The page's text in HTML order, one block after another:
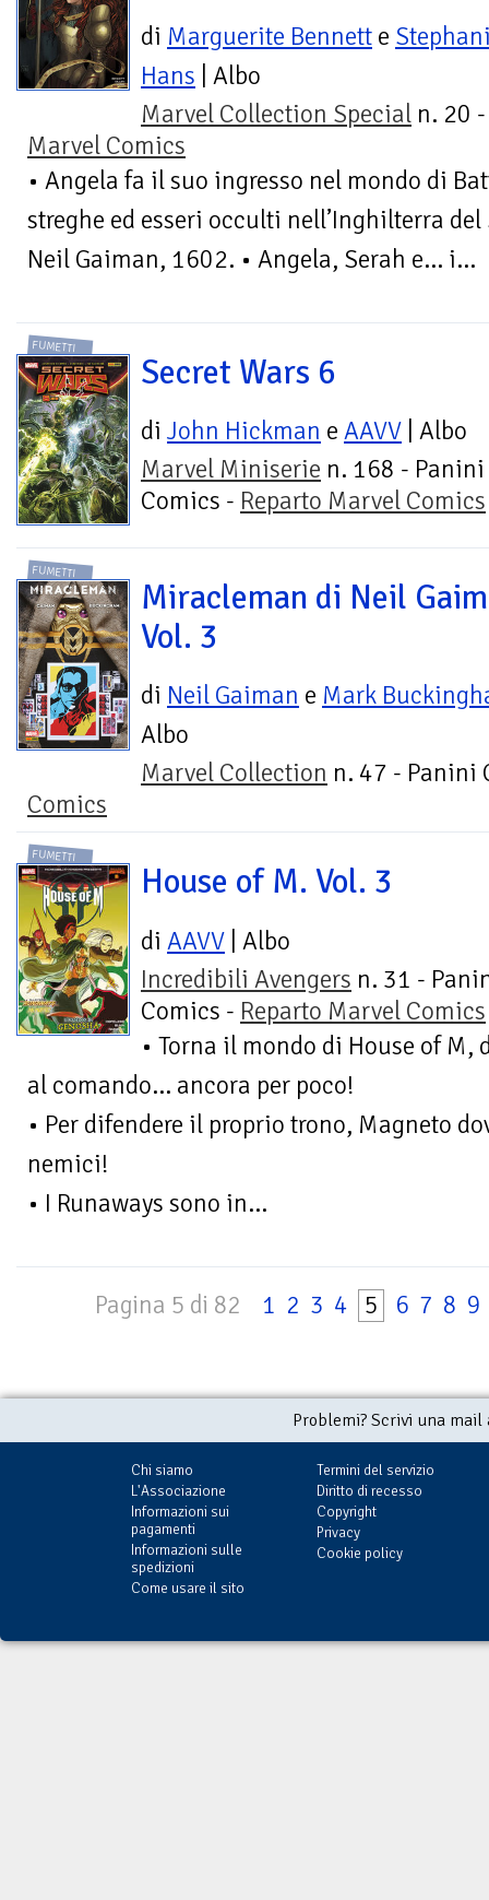
di Marguerite Bennett e
Hans | Albo
Marvel Collection Special n. 20
Marvel Comics
• Angela fa il suo ingresso nel mondo di
streghe ed esseri occulti nell’Inghilterra
Neil Gaiman, 1602. • Angela, Serah e… i...
FUMETTI
Secret Wars 6
di John Hickman e AAVV | Albo
Marvel Miniserie n. 168 - Panini
Comics - Reparto Marvel Comics
FUMETTI
Miracleman di Neil
Vol. 3
di Neil Gaiman e Mark
Albo
Marvel Collection n. 47 - Panini
Comics
FUMETTI
House of M. Vol. 3
di AAVV | Albo
Incredibili Avengers n. 31 -
Comics - Reparto Marvel Comics
• Torna il mondo di House of M,
al comando... ancora per poco!
• Per difendere il proprio trono, Magneto
nemici!
• I Runaways sono in...
Pagina 5 di 82 1 2 3 4 5 6 7 8 9
Problemi? Scrivi una
Chi siamo
L'Associazione
Informazioni sui
pagamenti
Informazioni sulle
spedizioni
Come usare il sito
Termini del servizio
Diritto di recesso
Copyright
Privacy
Cookie policy